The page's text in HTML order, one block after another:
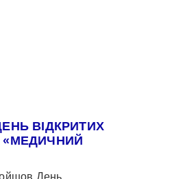
ВІДКРИТИХ
«МЕДИЧНИЙ
День